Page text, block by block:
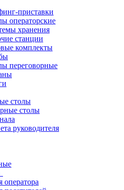
приставки
операторские
хранения
станции
комплекты
переговорные
столы
столы
руководителя
оператора